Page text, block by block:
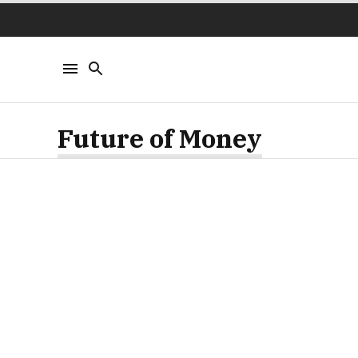
Future of Money